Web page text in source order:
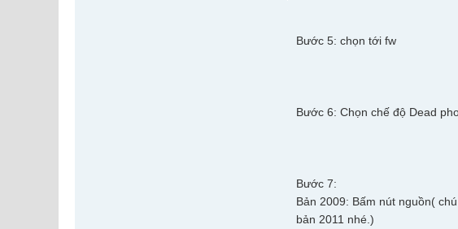
Bước 5: chọn tới fw
Bước 6: Chọn chế độ Dead
Bước 7:
Bản 2009: Bấm nút nguồn(
bản 2011 nhé.)